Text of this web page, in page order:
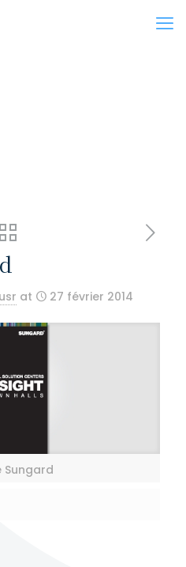
at 27 février 2014
Sungard